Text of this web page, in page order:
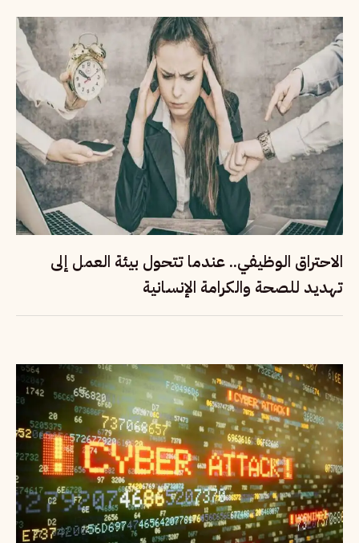
الاحتراق الوظيفي.. عندما تتحول بيئة العمل إلى
تهديد للصحة والكرامة الإنسانية